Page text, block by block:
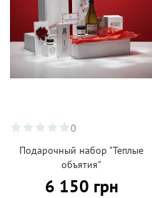
0
Подарочный набор "Теплые
объятия"
6 150 грн